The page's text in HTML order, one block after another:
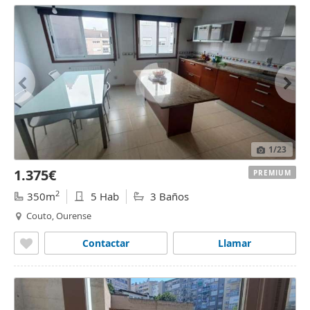
1/23
1.375€
350m2 5 Hab 3 Baños
Couto, Ourense
Llamar
Contactar
PREMIUM